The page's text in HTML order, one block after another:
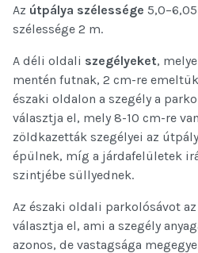
Az útpálya szélessége
szélessége 2 m.
A déli oldali szegélyeket,
mentén futnak, 2 cm-re
északi oldalon a szegély a
választja el, mely 8-10 cm-re
zöldkazetták szegélyei az
épülnek, míg a járdafelületek
szintjébe süllyednek.
Az északi oldali parkolósávot
választja el, ami a szegély
azonos, de vastagsága